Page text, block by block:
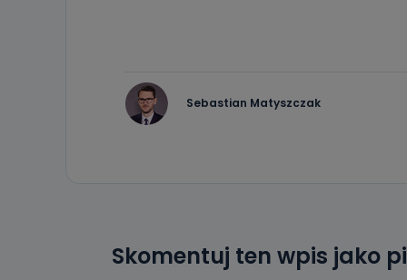
19 dostępu
ich
Do czasu
Jak
Sebastian Matyszczak
Skomentuj ten wpis jako